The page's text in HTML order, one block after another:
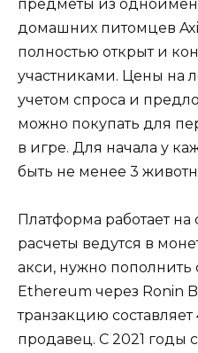
предметы из
домашних питомцев
полностью открыт и
участниками. Цены на
учетом спроса и
можно покупать для
в игре. Для начала у
быть не менее 3
Платформа работает
расчеты ведутся в
акси, нужно пополнить
Ethereum через Ronin
транзакцию составляет
продавец. С 2021 годы